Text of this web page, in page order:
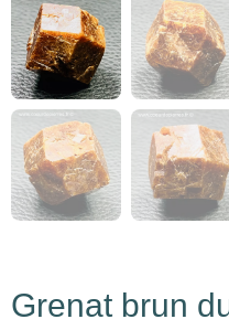
Grenat brun